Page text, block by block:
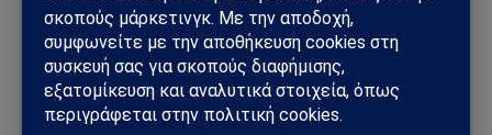
Φωτιά στη Δυτική Αττική: Πύρινος κλοιός στα Μέγαρα –
Εκκενώσεις με 112 και μάχη με τις φλόγες
Μέγαρα: Γυναίκα παρασύρθηκε από συρμό του Προαστιακού –
Ανασύρθηκε χωρίς τις αισθήσεις της